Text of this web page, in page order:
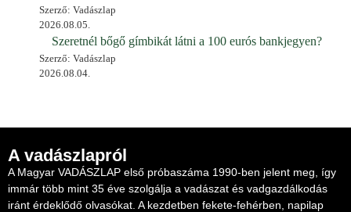
Szerző: Vadászlap
2026.08.05.
Szeretnél bőgő gímbikát látni a 100 eurós bankjegyen?
Szerző: Vadászlap
2026.08.04.
A vadászlapról
A Magyar VADÁSZLAP első próbaszáma 1990-ben jelent meg, így
immár több mint 35 éve szolgálja a vadászat és vadgazdálkodás
iránt érdeklődő olvasókat. A kezdetben fekete-fehérben, napilap